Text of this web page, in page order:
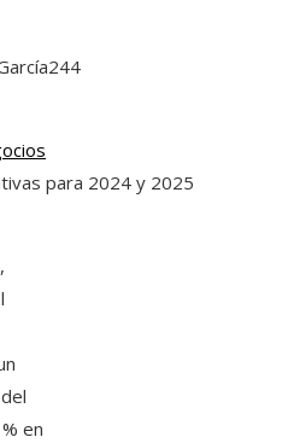
244
para 2024 y 2025
en